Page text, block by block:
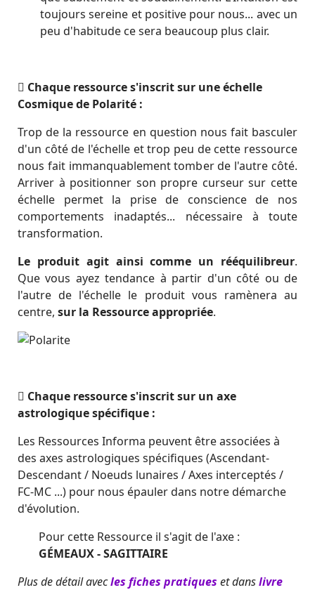
toujours sereine et positive pour nous... avec un
peu d'habitude ce sera beaucoup plus clair.
Chaque ressource s'inscrit sur une échelle
Cosmique de Polarité :
Trop de la ressource en question nous fait basculer
d'un côté de l'échelle et trop peu de cette ressource
nous fait immanquablement tomber de l'autre côté.
Arriver à positionner son propre curseur sur cette
échelle permet la prise de conscience de nos
comportements inadaptés... nécessaire à toute
transformation.
Le produit agit ainsi comme un rééquilibreur.
Que vous ayez tendance à partir d'un côté ou de
l'autre de l'échelle le produit vous ramènera au
centre, sur la Ressource appropriée.
Chaque ressource s'inscrit sur un axe
astrologique spécifique :
Les Ressources Informa peuvent être associées à
des axes astrologiques spécifiques (Ascendant-
Descendant / Noeuds lunaires / Axes interceptés /
FC-MC ...) pour nous épauler dans notre démarche
d'évolution.
Pour cette Ressource il s'agit de l'axe :
GÉMEAUX - SAGITTAIRE
Plus de détail avecles fiches pratiques et danslivre